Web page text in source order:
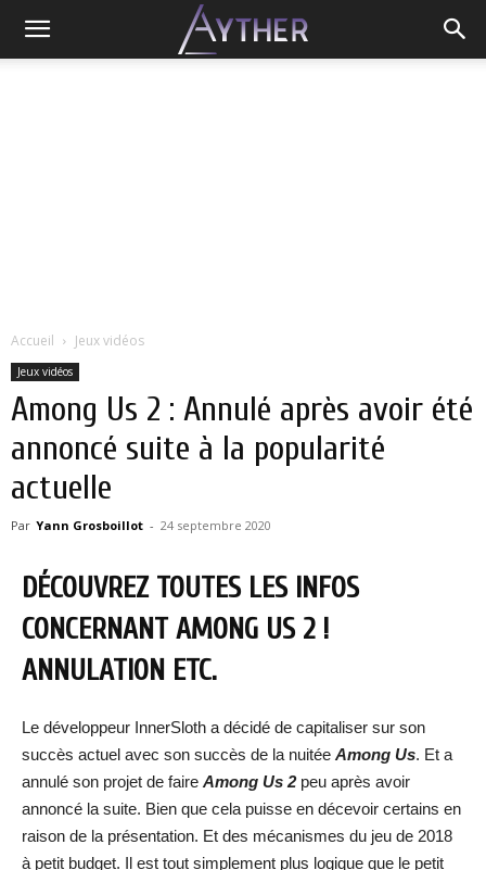
Accueil Jeux vidéos
Jeux vidéos
Among Us 2 : Annulé après avoir été
annoncé suite à la popularité
actuelle
Par Yann Grosboillot - 24 septembre 2020
DÉCOUVREZ TOUTES LES INFOS
CONCERNANT AMONG US 2 !
ANNULATION ETC.
Le développeur InnerSloth a décidé de capitaliser sur son
succès actuel avec son succès de la nuitée Among Us. Et a
annulé son projet de faire Among Us 2peu après avoir
annoncé la suite. Bien que cela puisse en décevoir certains en
raison de la présentation. Et des mécanismes du jeu de 2018
à petit budget. Il est tout simplement plus logique que le petit